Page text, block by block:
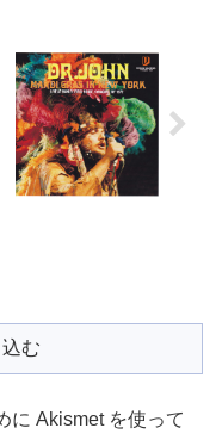
む
に Akismet を使って